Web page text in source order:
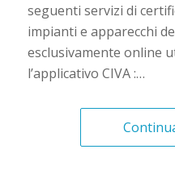
seguenti servizi di
impianti e apparecchi
esclusivamente online
l’applicativo CIVA :…